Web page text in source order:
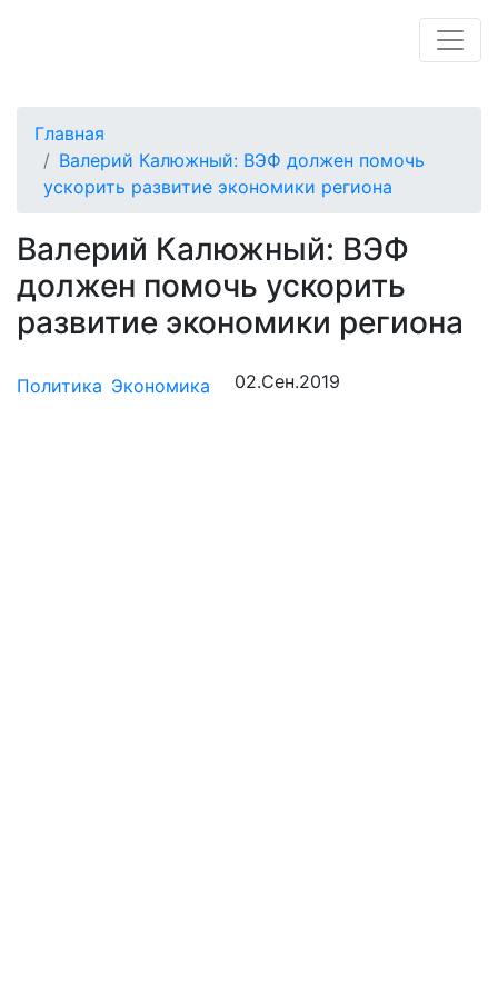
Главная
Валерий Калюжный: ВЭФ должен помочь
ускорить развитие экономики региона
Валерий Калюжный: ВЭФ
должен помочь ускорить
развитие экономики региона
Политика Экономика 02.Сен.2019